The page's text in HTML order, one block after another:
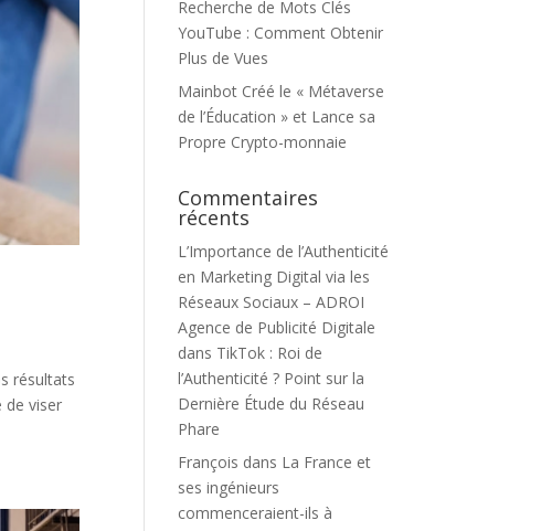
de viser
YouTube : Comment Obtenir
Plus de Vues
Mainbot Créé le « Métaverse
de l’Éducation » et Lance sa
Propre Crypto-monnaie
récents
L’Importance de l’Authenticité
en Marketing Digital via les
Réseaux Sociaux – ADROI
Agence de Publicité Digitale
dansTikTok : Roi de
l’Authenticité ? Point sur la
Dernière Étude du Réseau
Phare
François
ses ingénieurs
commenceraient-ils à
intéresser Google ?